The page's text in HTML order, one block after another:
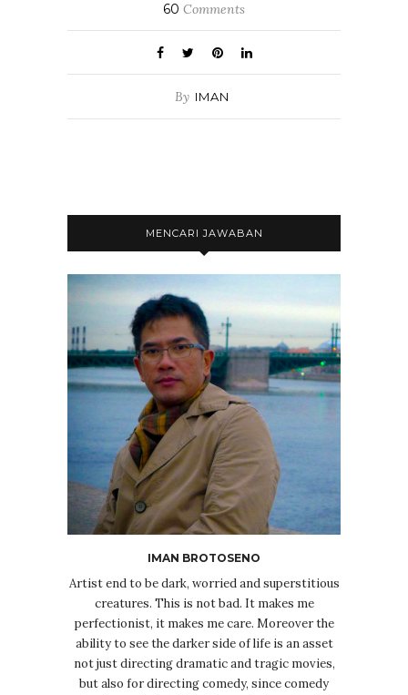
60 Comments
By IMAN
MENCARI JAWABAN
IMAN BROTOSENO
Artist end to be dark, worried and superstitious
creatures. This is not bad. It makes me
perfectionist, it makes me care. Moreover the
ability to see the darker side of life is an asset
not just directing dramatic and tragic movies,
but also for directing comedy, since comedy